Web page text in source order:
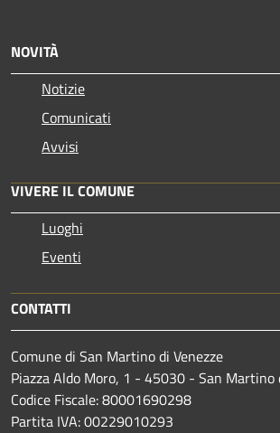
NOVITÀ
Notizie
Comunicati
Avvisi
VIVERE IL COMUNE
Luoghi
Eventi
CONTATTI
Comune di San Martino di Venezze
Piazza Aldo Moro, 1 - 45030 - San Martino
Codice Fiscale: 80001690298
Partita IVA: 00229010293